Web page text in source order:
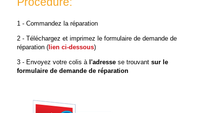
1 - Commandez la réparation
2 - Téléchargez et imprimez le formulaire de demande de
réparation ( lien ci-dessous)
3 - Envoyez votre colis à l'adresse se trouvant sur le
formulaire de demande de réparation